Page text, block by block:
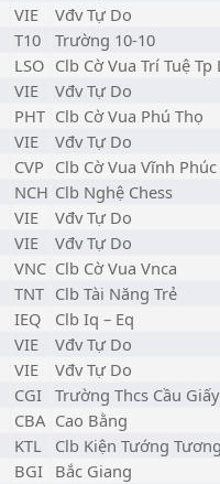
VIE
Vđv Tự Do
T10
Trường 10-10
LSO Clb Cờ Vua Trí Tuệ Tp
VIE
Vđv Tự Do
PHT Clb Cờ Vua Phú Thọ
VIE
Vđv Tự Do
CVP Clb Cờ Vua Vĩnh Phúc
NCH Clb Nghệ Chess
VIE
Vđv Tự Do
VIE
Vđv Tự Do
VNC Clb Cờ Vua Vnca
TNT Clb Tài Năng Trẻ
IEQ
Clb Iq – Eq
VIE
Vđv Tự Do
VIE
Vđv Tự Do
CGI Trường Thcs Cầu Giấy
CBA Cao Bằng
KTL
Clb Kiện Tướng
BGI Bắc Giang